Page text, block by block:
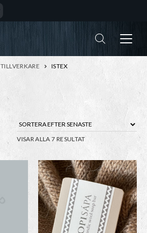
TILLVERKARE ISTEX
VISAR ALLA 7 RESULTATSORTERA